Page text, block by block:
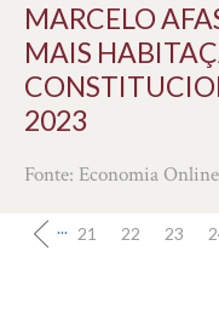
MARCELO
MAIS
2023
Fonte: Economia Online
... 21 22 23